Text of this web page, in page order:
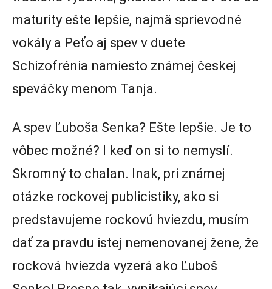
maturity ešte lepšie, najmä sprievodné
vokály a Peťo aj spev v duete
Schizofrénia namiesto známej českej
speváčky menom Tanja.
A spev Ľuboša Senka? Ešte lepšie. Je to
vôbec možné? I keď on si to nemyslí.
Skromný to chalan. Inak, pri známej
otázke rockovej publicistiky, ako si
predstavujeme rockovú hviezdu, musím
dať za pravdu istej nemenovanej žene, že
rocková hviezda vyzerá ako Ľuboš